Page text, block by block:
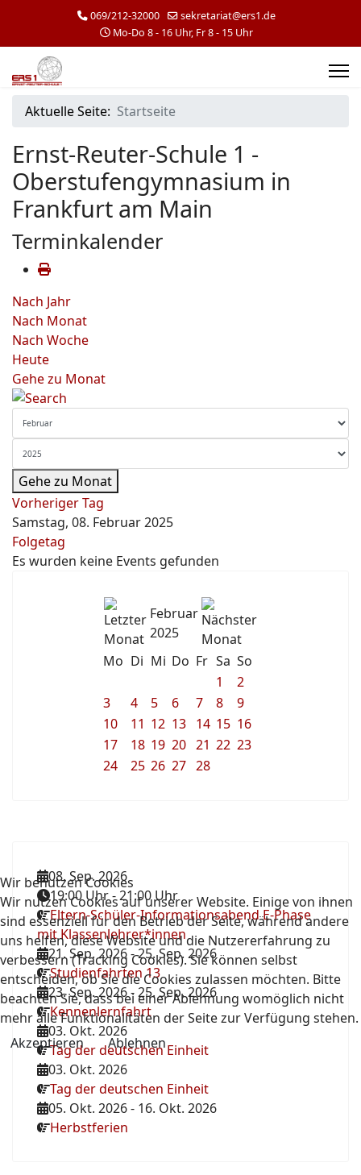
069/212-32000
sekretariat@ers1.de
Mo-Do 8 - 16 Uhr, Fr 8 - 15 Uhr
Aktuelle Seite: Startseite
Ernst-Reuter-Schule 1 -
Oberstufengymnasium in
Frankfurt am Main
Terminkalender
Nach Jahr
Nach Monat
Nach Woche
Heute
Gehe zu Monat
Gehe zu Monat
Vorheriger Tag
Samstag, 08. Februar 2025
Folgetag
Es wurden keine Events gefunden
Februar
2025
Mo Di Mi Do Fr Sa So
1
2
3
4 5 6 7 8
9
10
11 12 13 14 15 16
17
18 19 20 21 22 23
24
25 26 27 28
08. Sep. 2026
19:00 Uhr-21:00 Uhr
Eltern-Schüler-Informationsabend E-Phase
mit Klassenlehrer*innen
21. Sep. 2026-25. Sep. 2026
Studienfahrten 13
23. Sep. 2026-25. Sep. 2026
Kennenlernfahrt
03. Okt. 2026
Tag der deutschen Einheit
03. Okt. 2026
Tag der deutschen Einheit
05. Okt. 2026- 16. Okt. 2026
Herbstferien
Wir benutzen Cookies
Wir nutzen Cookies auf unserer Website. Einige von ihnen
sind essenziell für den Betrieb der Seite, während andere
uns helfen, diese Website und die Nutzererfahrung zu
verbessern (Tracking Cookies). Sie können selbst
entscheiden, ob Sie die Cookies zulassen möchten. Bitte
beachten Sie, dass bei einer Ablehnung womöglich nicht
mehr alle Funktionalitäten der Seite zur Verfügung stehen.
Akzeptieren
Ablehnen